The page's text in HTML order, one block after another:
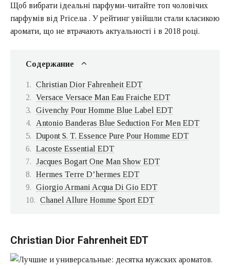
Щоб вибрати ідеальні парфуми-читайте топ чоловічих
парфумів від Price.ua . У рейтинг увійшли стали класикою
аромати, що не втрачають актуальності і в 2018 році.
Содержание
Christian Dior Fahrenheit EDT
Versace Versace Man Eau Fraiche EDT
Givenchy Pour Homme Blue Label EDT
Antonio Banderas Blue Seduction For Men EDT
Dupont S. T. Essence Pure Pour Homme EDT
Lacoste Essential EDT
Jacques Bogart One Man Show EDT
Hermes Terre D’hermes EDT
Giorgio Armani Acqua Di Gio EDT
Chanel Allure Homme Sport EDT
Christian Dior Fahrenheit EDT